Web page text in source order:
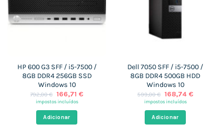
HP 600 G3 SFF / i5-7500 /
8GB DDR4 256GB SSD
Windows 10
792,00€ O
preço
era:
792,00 €.
166,71 €O
impostos incluídos
Adicionar
Dell 7050 SFF / i5-7500 /
8GB DDR4 500GB HDD
Windows 10
599,00€ O
preço
era:
599,00 €.
168,74 €O
impostos incluídos
Adicionar